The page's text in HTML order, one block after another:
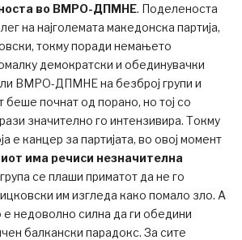
во ВМРО-ДПМНЕ. Поделеноста
на најголемата македонска партија,
токму поради немањето
демократски и обединувачки
ВМРО-ДПМНЕ на безброј групи и
беше почнат од порано, но тој со
значително го интензивира. Токму
е канцер за партијата, во овој момент
има речиси незначителна
се плаши приматот да не го
им изгледа како помало зло. А
е недоволно силна да ги обедини
балкански парадокс. За сите